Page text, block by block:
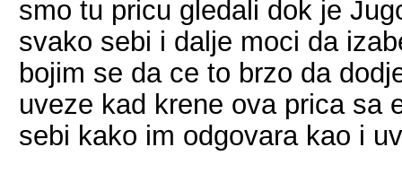
smo tu pricu gledali dok je
svako sebi i dalje moci da
bojim se da ce to brzo da
uveze kad krene ova prica sa
sebi kako im odgovara kao i